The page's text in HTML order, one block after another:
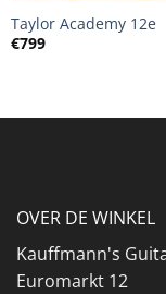
Taylor Academy 12e
€799
OVER DE WINKEL
Kauffmann's
Euromarkt 12